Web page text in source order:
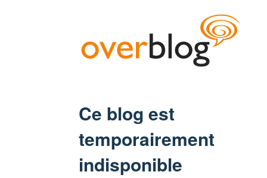
Ce blog est
temporairement
indisponible